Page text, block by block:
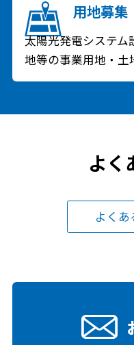
用地募集
太陽光発電システム
地等の事業用地・土
よく
よく